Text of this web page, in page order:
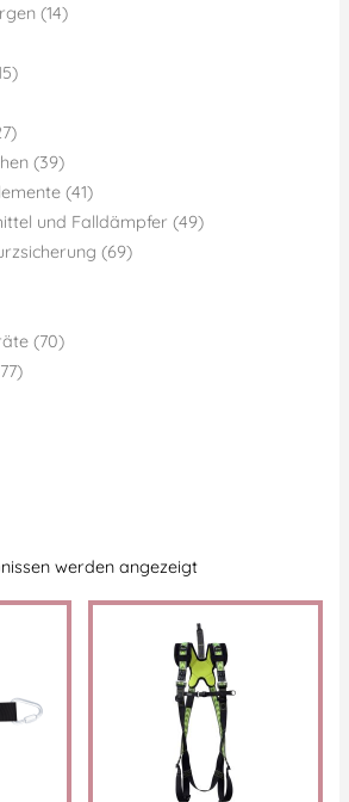
(14)
(39)
(41)
und Falldämpfer (49)
(69)
(70)
werden angezeigt